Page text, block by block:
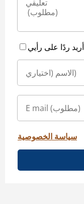
سياسة الخصوصية